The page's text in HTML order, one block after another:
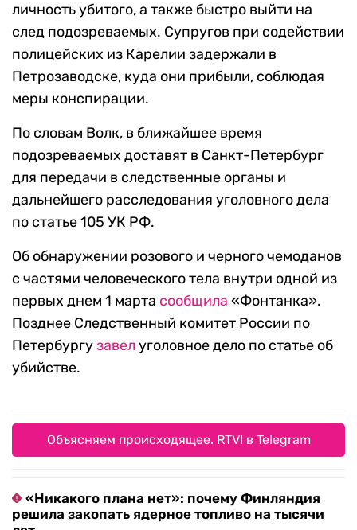
личность убитого, а также быстро выйти на
след подозреваемых. Супругов при содействии
полицейских из Карелии задержали в
Петрозаводске, куда они прибыли, соблюдая
меры конспирации.
По словам Волк, в ближайшее время
подозреваемых доставят в Санкт-Петербург
для передачи в следственные органы и
дальнейшего расследования уголовного дела
по статье 105 УК РФ.
Об обнаружении розового и черного чемоданов
с частями человеческого тела внутри одной из
первых днем 1 марта сообщила «Фонтанка».
Позднее Следственный комитет России по
Петербургузавел уголовное дело по статье об
убийстве.
Объясняем происходящее. RTVI в Telegram
«Никакого плана нет»: почему Финляндия
решила закопать ядерное топливо на тысячи